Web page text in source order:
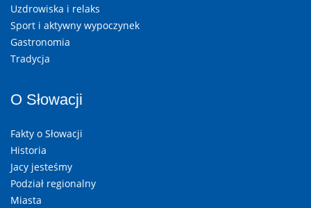
Uzdrowiska i relaks
Sport i aktywny wypoczynek
Gastronomia
Tradycja
O Słowacji
Fakty o Słowacji
Historia
Jacy jesteśmy
Podział regionalny
Miasta